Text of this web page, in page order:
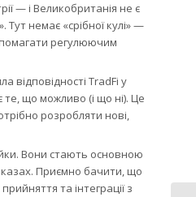
— і Великобританія не є
немає «срібної кулі» —
регулюючим
відповідності TradFi у
те, що можливо (і що ні). Це
розробляти нові,
Вони стають основною
Приємно бачити, що
та інтеграції з